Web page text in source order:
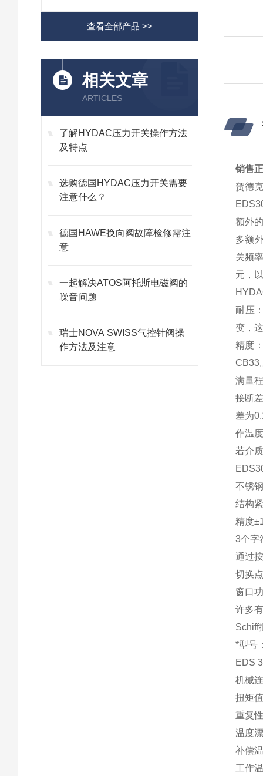
查看全部产品 >>
相关文章
ARTICLES
了解HYDAC压力开关操作方法
及特点
选购德国HYDAC压力开关需要
注意什么？
德国HAWE换向阀故障检修需注
意
一起解决ATOS阿托斯电磁阀的
噪音问题
瑞士NOVA SWISS气控针阀操
作方法及注意
销售
贺德
额外
多额
关频
元，
耐压
变，
精度
CB33
满量
接断
差为
作温
若介
不锈
结构
精度
3个字
通过
切换
窗口
许多
Schiff
*型号
EDS
机械
扭矩
重复
温度
补偿
工作